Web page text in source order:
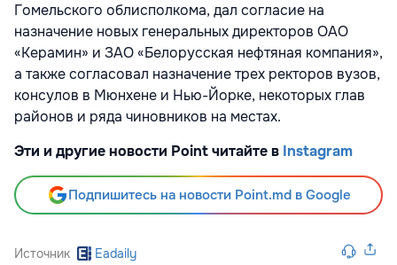
Гомельского облисполкома, дал согласие на
назначение новых генеральных директоров ОАО
«Керамин» и ЗАО «Белорусская нефтяная компания»,
а также согласовал назначение трех ректоров вузов,
консулов в Мюнхене и Нью-Йорке, некоторых глав
районов и ряда чиновников на местах.
Эти и другие новости Point читайте в Instagram
Подпишитесь на новости Point.md в Google
Источник Eadaily